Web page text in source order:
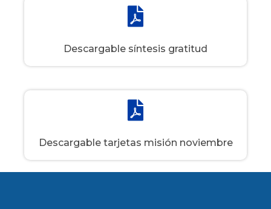
Descargable síntesis gratitud
Descargable tarjetas misión noviembre